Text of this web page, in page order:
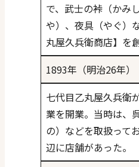
で、武士の裃（かみ
や）、夜具（やぐ）
丸屋久兵衛商店】を
1893年（明治26年）
七代目乙丸屋久兵衛
業を開業。当時は、
の）などを取扱って
辺に店舗があった。